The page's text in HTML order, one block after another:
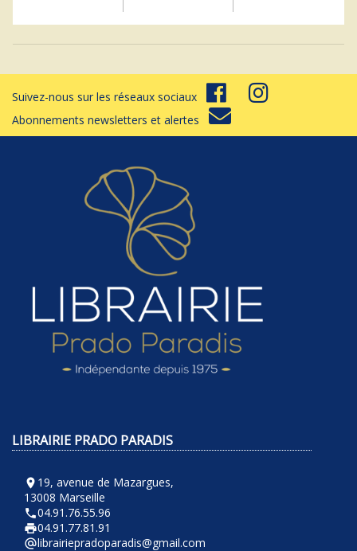
Suivez-nous sur les réseaux sociaux
Abonnements newsletters et alertes
LIBRAIRIE PRADO PARADIS
room 19, avenue de Mazargues,
13008 Marseille
phone04.91.76.55.96
local_printshop04.91.77.81.91
alternate_emaillibrairiepradoparadis@gmail.com